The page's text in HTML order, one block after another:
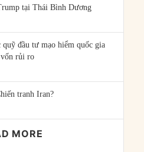
tại Thái Bình Dương
đầu tư mạo hiểm quốc gia
rủi ro
tranh Iran?
MORE